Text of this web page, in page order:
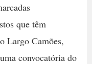
que têm
Largo Camões,
convocatória do